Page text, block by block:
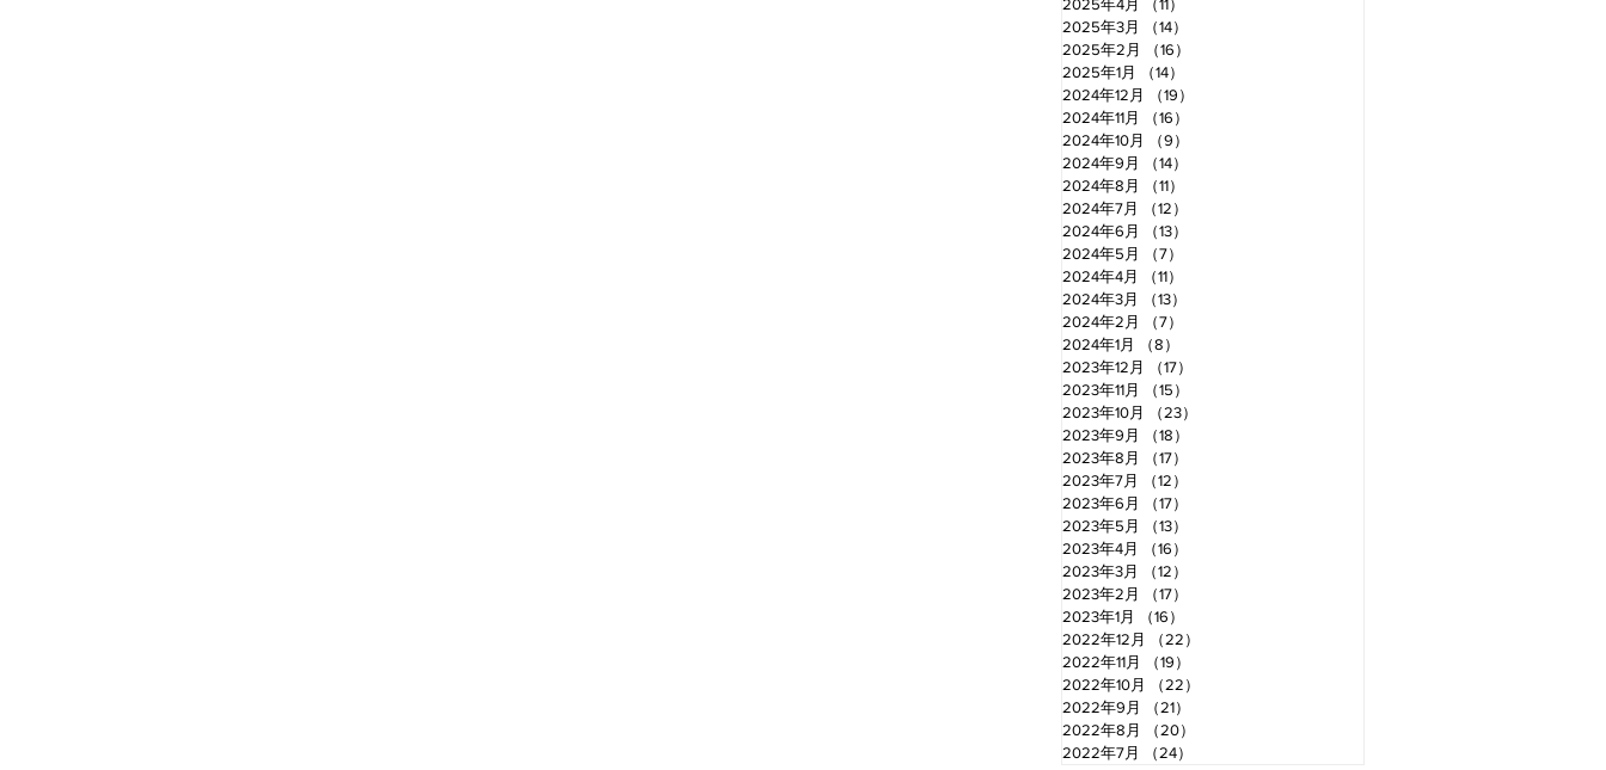
2025年4月
（11）
2025年3月
（14）
2025年2月
（16）
2025年1月
（14）
2024年12月
（19）
2024年11月
（16）
2024年10月
（9）
2024年9月
（14）
2024年8月
（11）
2024年7月
（12）
2024年6月
（13）
2024年5月
（7）
2024年4月
（11）
2024年3月
（13）
2024年2月
（7）
2024年1月
（8）
2023年12月
（17）
2023年11月
（15）
2023年10月
（23）
2023年9月
（18）
2023年8月
（17）
2023年7月
（12）
2023年6月
（17）
2023年5月
（13）
2023年4月
（16）
2023年3月
（12）
2023年2月
（17）
2023年1月
（16）
2022年12月
（22）
2022年11月
（19）
2022年10月
（22）
2022年9月
（21）
2022年8月
（20）
2022年7月
（24）